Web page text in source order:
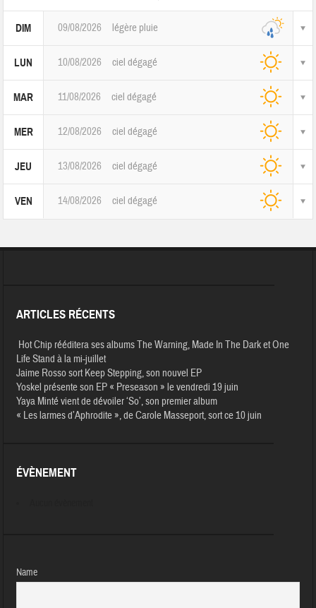
DIM 09/08/2026 légère pluie
LUN 10/08/2026 ciel dégagé
MAR 11/08/2026 ciel dégagé
MER 12/08/2026 ciel dégagé
JEU 13/08/2026 ciel dégagé
VEN 14/08/2026 ciel dégagé
ARTICLES RÉCENTS
Hot Chip rééditera ses albums The Warning, Made In The Dark et One
Life Stand à la mi-juillet
Jaime Rosso sort Keep Stepping, son nouvel EP
Yoskel présente son EP « Preseason » le vendredi 19 juin
Yaya Minté vient de dévoiler ‘So’, son premier album
« Les larmes d’Aphrodite », de Carole Masseport, sort ce 10 juin
ÉVÈNEMENT
Name